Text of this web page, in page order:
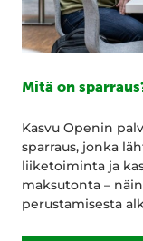
Mitä on
Kasvu Openin
sparraus, jonka
liiketoiminta ja
maksutonta –
perustamisesta